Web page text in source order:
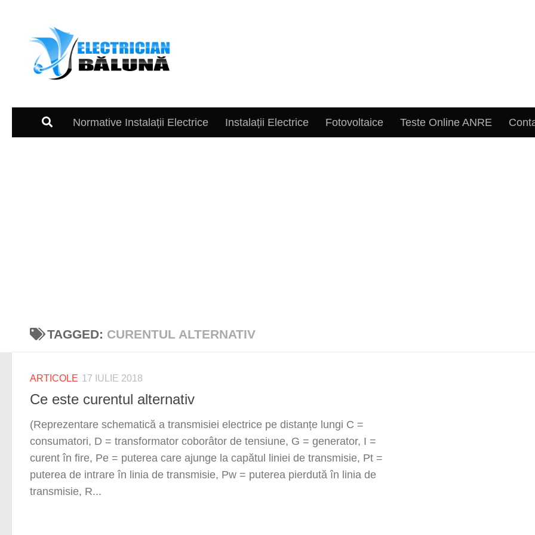
Normative Instalații Electrice Instalații Electrice Fotovoltaice Teste Online ANRE
TAGGED: CURENTUL ALTERNATIV
ARTICOLE 17 IULIE 2018
Ce este curentul alternativ
(Reprezentare schematică a transmisiei electrice pe distanțe lungi C =
consumatori, D = transformator coborâtor de tensiune, G = generator, I =
curent în fire, Pe = puterea care ajunge la capătul liniei de transmisie, Pt =
puterea de intrare în linia de transmisie, Pw = puterea pierdută în linia de
transmisie, R...